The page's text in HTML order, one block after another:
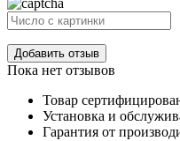
Добавить отзыв
Пока нет отзывов
Товар
Установка и
Гарантия от